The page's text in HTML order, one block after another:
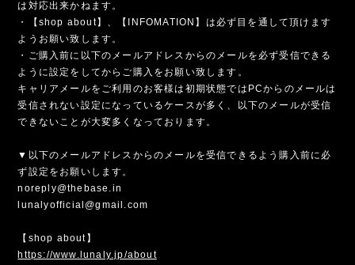
は対応出来かねます。
・【shop about】、【INFOMATION】は必ず目を通して頂けます
ようお願い致します。
・ご購入前に以下のメールアドレスからのメールを必ず受信できる
ように設定をしてからご購入をお願い致します。
キャリアメールをご利用のお客様は初期状態ではPCからのメールは
受信されない設定になっているケースが多く、以下のメールが受信
できないことが大変多くなっております。
▼以下のメールアドレスからのメールを受信できるよう購入前に必
ず設定をお願いします。
noreply@thebase.in
lunalyofficial@gmail.com
【shop about】
https://www.lunaly.jp/about